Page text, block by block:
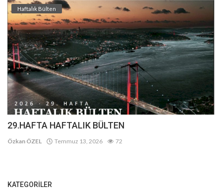
Haftalık Bülten
29.HAFTA HAFTALIK BÜLTEN
Özkan ÖZEL Temmuz 13, 2026 72
KATEGORILER